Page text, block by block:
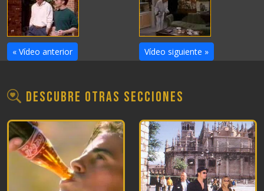
« Vídeo anterior Vídeo siguiente »
Descubre otras secciones